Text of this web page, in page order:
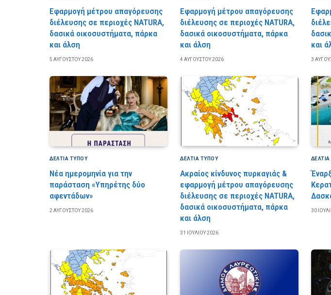
Εφαρμογή μέτρου απαγόρευσης
διέλευσης σε περιοχές NATURA,
δασικά οικοσυστήματα, πάρκα
και άλση
5 ΑΥΓΟΎΣΤΟΥ 2026
Εφαρμογή μέτρου απαγόρευσης
διέλευσης σε περιοχές NATURA,
δασικά οικοσυστήματα, πάρκα
και άλση
4 ΑΥΓΟΎΣΤΟΥ 2026
και
3
ΔΕΛΤΙΑ ΤΥΠΟΥ
Νέα ημερομηνία για την
παράσταση «Υπηρέτης δύο
αφεντάδων»
2 ΑΥΓΟΎΣΤΟΥ 2026
ΔΕΛΤΙΑ ΤΥΠΟΥ
Ακραίος κίνδυνος πυρκαγιάς &
εφαρμογή μέτρου απαγόρευσης
διέλευσης σε περιοχές NATURA,
δασικά οικοσυστήματα, πάρκα
και άλση
31 ΙΟΥΛΊΟΥ 2026
30